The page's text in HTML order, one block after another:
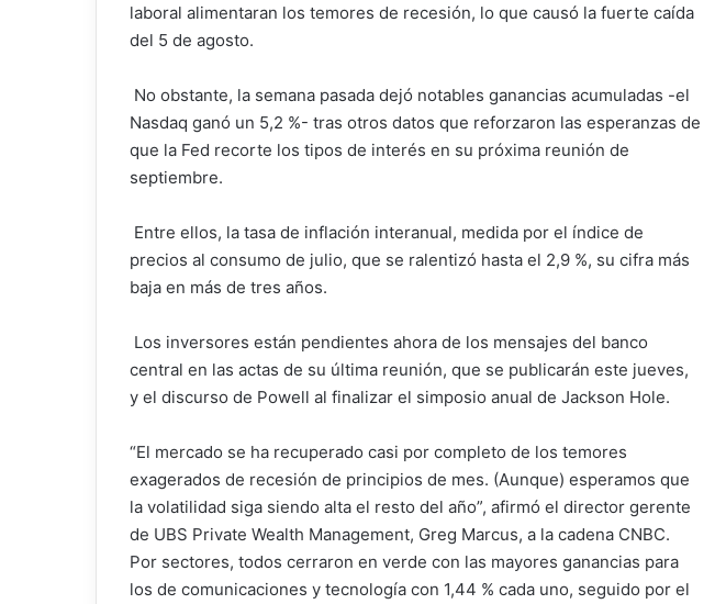
laboral alimentaran los temores de recesión, lo que causó la fuerte caída
del 5 de agosto.
No obstante, la semana pasada dejó notables ganancias acumuladas -el
Nasdaq ganó un 5,2 %- tras otros datos que reforzaron las esperanzas de
que la Fed recorte los tipos de interés en su próxima reunión de
septiembre.
Entre ellos, la tasa de inflación interanual, medida por el índice de
precios al consumo de julio, que se ralentizó hasta el 2,9 %, su cifra más
baja en más de tres años.
Los inversores están pendientes ahora de los mensajes del banco
central en las actas de su última reunión, que se publicarán este jueves,
y el discurso de Powell al finalizar el simposio anual de Jackson Hole.
“El mercado se ha recuperado casi por completo de los temores
exagerados de recesión de principios de mes. (Aunque) esperamos que
la volatilidad siga siendo alta el resto del año”, afirmó el director gerente
de UBS Private Wealth Management, Greg Marcus, a la cadena CNBC.
Por sectores, todos cerraron en verde con las mayores ganancias para
los de comunicaciones y tecnología con 1,44 % cada uno, seguido por el